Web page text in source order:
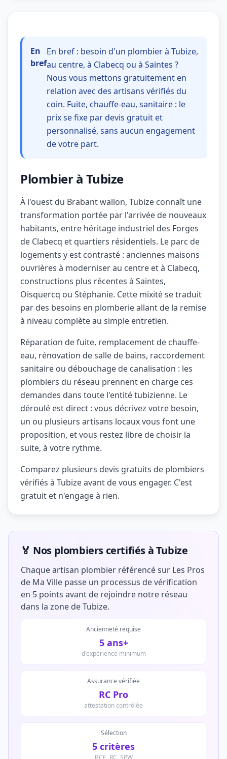
En
bref
En bref : besoin d'un plombier à Tubize,
au centre, à Clabecq ou à Saintes ?
Nous vous mettons gratuitement en
relation avec des artisans vérifiés du
coin. Fuite, chauffe-eau, sanitaire : le
prix se fixe par devis gratuit et
personnalisé, sans aucun engagement
de votre part.
Plombier à Tubize
À l'ouest du Brabant wallon, Tubize connaît une
transformation portée par l'arrivée de nouveaux
habitants, entre héritage industriel des Forges
de Clabecq et quartiers résidentiels. Le parc de
logements y est contrasté : anciennes maisons
ouvrières à moderniser au centre et à Clabecq,
constructions plus récentes à Saintes,
Oisquercq ou Stéphanie. Cette mixité se traduit
par des besoins en plomberie allant de la remise
à niveau complète au simple entretien.
Réparation de fuite, remplacement de chauffe-
eau, rénovation de salle de bains, raccordement
sanitaire ou débouchage de canalisation : les
plombiers du réseau prennent en charge ces
demandes dans toute l'entité tubizienne. Le
déroulé est direct : vous décrivez votre besoin,
un ou plusieurs artisans locaux vous font une
proposition, et vous restez libre de choisir la
suite, à votre rythme.
Comparez plusieurs devis gratuits de plombiers
vérifiés à Tubize avant de vous engager. C'est
gratuit et n'engage à rien.
🏅 Nos plombiers certifiés à Tubize
Chaque artisan plombier référencé sur Les Pros
de Ma Ville passe un processus de vérification
en 5 points avant de rejoindre notre réseau
dans la zone de Tubize.
Ancienneté requise
5 ans+
d'expérience minimum
Assurance vérifiée
RC Pro
attestation contrôlée
Sélection
5 critères
BCE, RC, SPW